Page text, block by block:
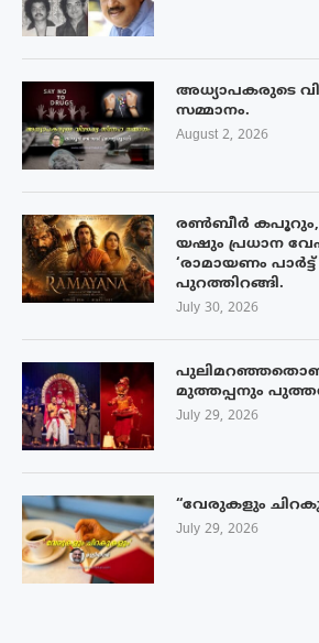
അധ്യാപകരുടെ
സമ്മാനം.
August 2, 2026
രൺബീർ കപൂറും,
യഷും പ്രധാന
‘രാമായണം പാർട്ട്
പുറത്തിറങ്ങി.
July 30, 2026
മുത്തപ്പനും
July 29, 2026
“വേരുകളും
July 29, 2026